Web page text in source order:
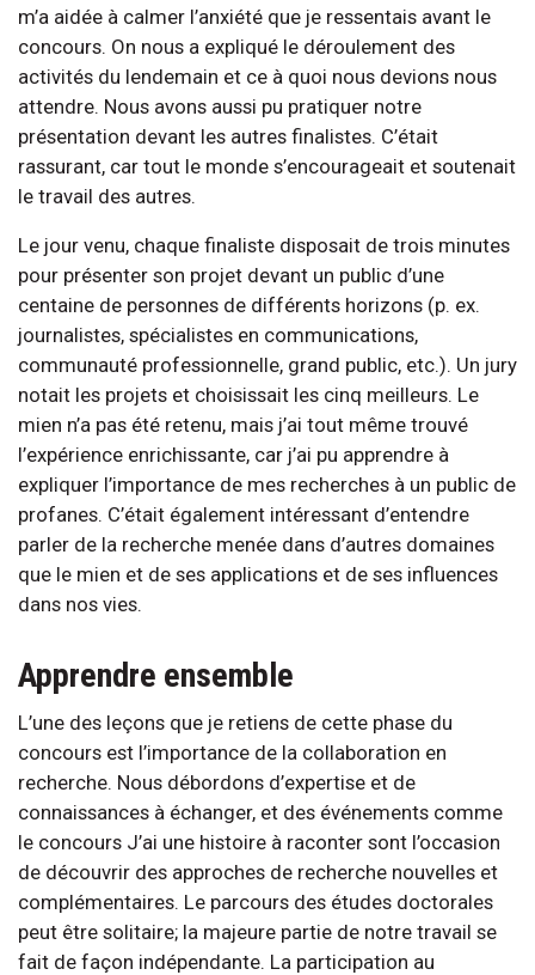
m’a aidée à calmer l’anxiété que je ressentais avant le
concours. On nous a expliqué le déroulement des
activités du lendemain et ce à quoi nous devions nous
attendre. Nous avons aussi pu pratiquer notre
présentation devant les autres finalistes. C’était
rassurant, car tout le monde s’encourageait et soutenait
le travail des autres.
Le jour venu, chaque finaliste disposait de trois minutes
pour présenter son projet devant un public d’une
centaine de personnes de différents horizons (p. ex.
journalistes, spécialistes en communications,
communauté professionnelle, grand public, etc.). Un jury
notait les projets et choisissait les cinq meilleurs. Le
mien n’a pas été retenu, mais j’ai tout même trouvé
l’expérience enrichissante, car j’ai pu apprendre à
expliquer l’importance de mes recherches à un public de
profanes. C’était également intéressant d’entendre
parler de la recherche menée dans d’autres domaines
que le mien et de ses applications et de ses influences
dans nos vies.
Apprendre ensemble
L’une des leçons que je retiens de cette phase du
concours est l’importance de la collaboration en
recherche. Nous débordons d’expertise et de
connaissances à échanger, et des événements comme
le concours J’ai une histoire à raconter sont l’occasion
de découvrir des approches de recherche nouvelles et
complémentaires. Le parcours des études doctorales
peut être solitaire; la majeure partie de notre travail se
fait de façon indépendante. La participation au